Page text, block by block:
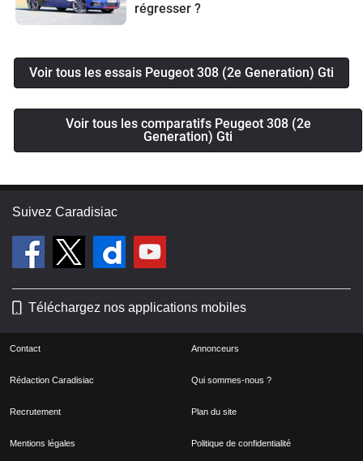
régresser ?
Voir tous les essais Peugeot 308 (2e Generation) Gti
Voir tous les comparatifs Peugeot 308 (2e
Generation) Gti
Suivez Caradisiac
Téléchargez nos applications mobiles
Contact Annonceurs
Rédaction Caradisiac Qui sommes-nous ?
Recrutement Plan du site
Mentions légales Politique de confidentialité